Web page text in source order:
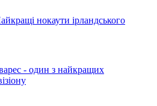
нокаути ірландського
- один з найкращих